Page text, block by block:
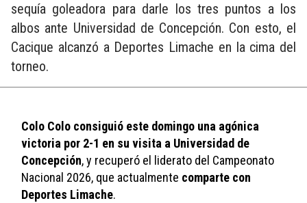
sequía goleadora para darle los tres puntos a los
albos ante Universidad de Concepción. Con esto, el
Cacique alcanzó a Deportes Limache en la cima del
torneo.
Colo Colo consiguió este domingo una agónica
victoria por 2-1 en su visita a Universidad de
Concepción, y recuperó el liderato del Campeonato
Nacional 2026, que actualmente comparte con
Deportes Limache.